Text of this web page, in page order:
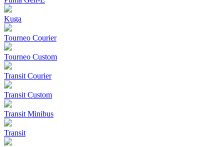
Kuga
Tourneo Courier
Tourneo Custom
Transit Courier
Transit Custom
Transit Minibus
Transit